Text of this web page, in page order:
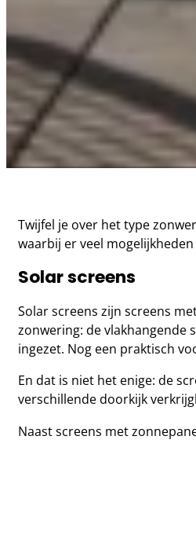
Twijfel je over het type
waarbij er veel
Solar screens
Solar screens zijn screens
zonwering: de vlakhangende
ingezet. Nog een praktisch
En dat is niet het enige: de
verschillende doorkijk
Naast screens met